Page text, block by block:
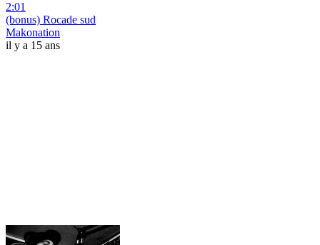
2:01
(bonus) Rocade sud
Makonation
il y a 15 ans